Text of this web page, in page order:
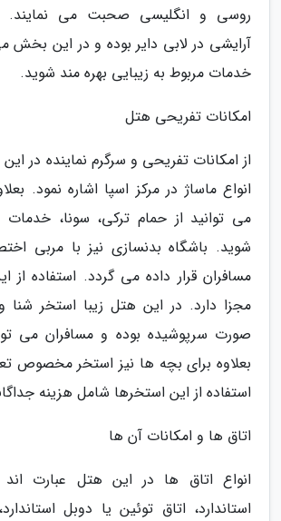
روسی و انگلیسی صحبت می نمایند.
آرایشی در لابی دایر بوده و در این بخش
خدمات مربوط به زیبایی بهره مند شوید.
امکانات تفریحی هتل
از امکانات تفریحی و سرگرم نماینده در
انواع ماساژ در مرکز اسپا اشاره نمود.
می توانید از حمام ترکی، سونا، خدمات
شوید. باشگاه بدنسازی نیز با مربی
مسافران قرار داده می گردد. استفاده از
مجزا دارد. در این هتل زیبا استخر شنا
صورت سرپوشیده بوده و مسافران می
بعلاوه برای بچه ها نیز استخر مخصوص
استفاده از این استخرها شامل هزینه
اتاق ها و امکانات آن ها
انواع اتاق ها در این هتل عبارت
استاندارد، اتاق توئین یا دوبل